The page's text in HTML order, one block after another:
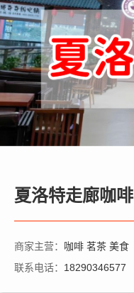
夏洛特走廊咖啡
商家主营： 咖啡 茗茶 美食
联系电话： 18290346577